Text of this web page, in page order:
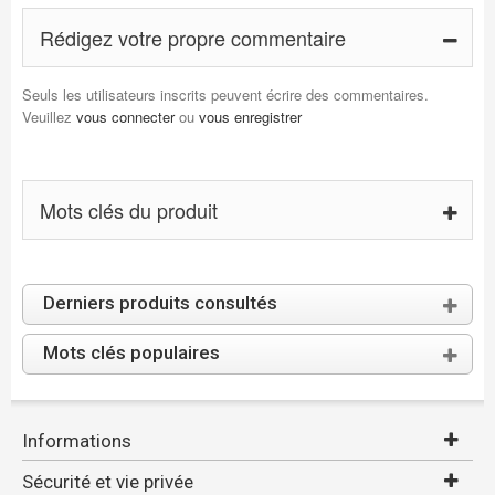
Rédigez votre propre commentaire
Seuls les utilisateurs inscrits peuvent écrire des commentaires.
Veuillez vous connecterou vous enregistrer
Mots clés du produit
Derniers produits consultés
Mots clés populaires
Informations
Sécurité et vie privée